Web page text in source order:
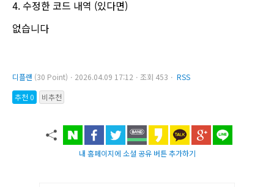
4. 수정한 코드 내역 (있다면)
없습니다
디플랜 (30 Point)ㆍ2026.04.09 17:12ㆍ조회 453ㆍ RSS
추천 0
비추천
내 홈페이지에 소셜 공유 버튼 추가하기